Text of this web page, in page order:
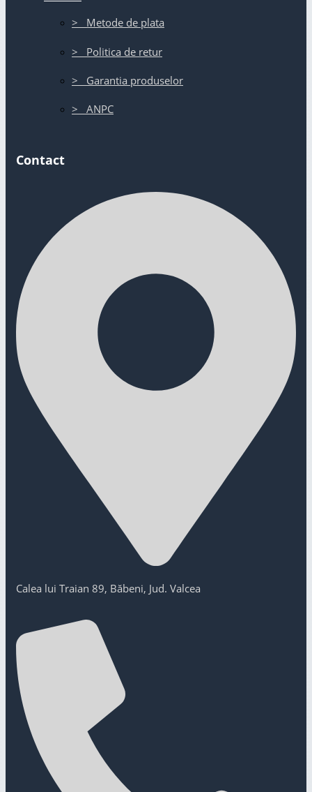
> Metode de plata
> Politica de retur
> Garantia produselor
> ANPC
Contact
Calea lui Traian 89, Băbeni, Jud. Valcea